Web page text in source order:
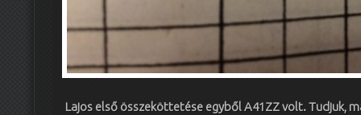
Lajos első összeköttetése egyből A41ZZ volt. Tudjuk,